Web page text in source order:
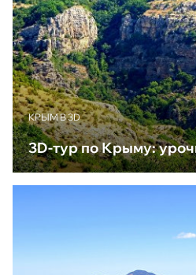
КРЫМ В 3D
3D-тур по Крыму: